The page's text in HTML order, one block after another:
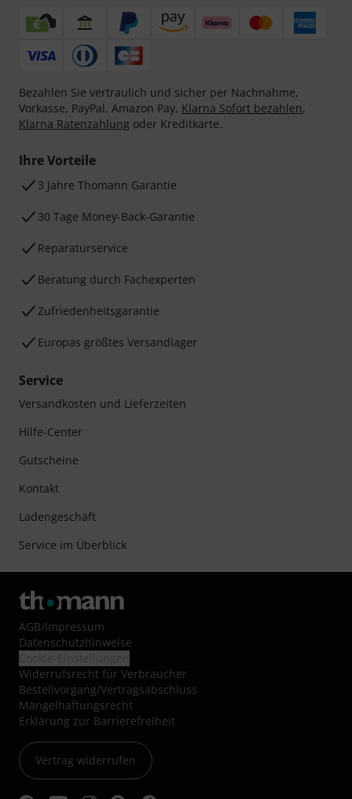
Bezahlen Sie vertraulich und sicher per Nachnahme,
Vorkasse, PayPal, Amazon Pay, Klarna Sofort bezahlen,
Klarna Ratenzahlung oder Kreditkarte.
Ihre Vorteile
3 Jahre Thomann Garantie
30 Tage Money-Back-Garantie
Reparaturservice
Beratung durch Fachexperten
Zufriedenheitsgarantie
Europas größtes Versandlager
Service
Versandkosten und Lieferzeiten
Hilfe-Center
Gutscheine
Kontakt
Ladengeschäft
Service im Überblick
AGB/Impressum
Datenschutzhinweise
Widerrufsrecht für Verbraucher
Bestellvorgang/Vertragsabschluss
Mängelhaftungsrecht
Erklärung zur Barrierefreiheit
Vertrag widerrufen